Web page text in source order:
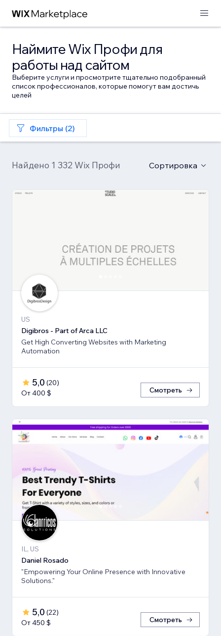
Наймите Wix Профи для
работы над сайтом
Выберите услуги и просмотрите тщательно подобранный
список профессионалов, которые помогут вам достичь
целей
Фильтры (2)
Найдено 1 332 Wix Профи Сортировка
US
Digibros - Part of Arca LLC
Get High Converting Websites with Marketing
Automation
5,0 (20)
От 400 $
Смотреть
IL, US
Daniel Rosado
"Empowering Your Online Presence with Innovative
Solutions."
5,0 (22)
От 450 $
Смотреть